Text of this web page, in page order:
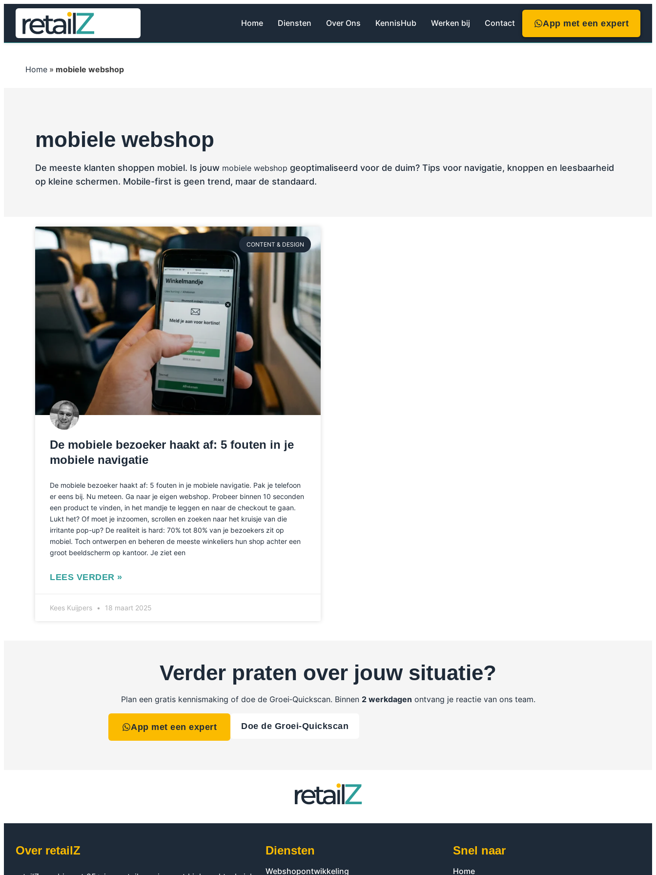
Home Diensten Over Ons KennisHub Werken bij Contact App met een expert
Home » mobiele webshop
mobiele webshop
De meeste klanten shoppen mobiel. Is jouw mobiele webshop geoptimaliseerd voor de duim? Tips voor navigatie, knoppen en leesbaarheid
op kleine schermen. Mobile-first is geen trend, maar de standaard.
CONTENT & DESIGN
De mobiele bezoeker haakt af: 5 fouten in je
mobiele navigatie
De mobiele bezoeker haakt af: 5 fouten in je mobiele navigatie. Pak je telefoon
er eens bij. Nu meteen. Ga naar je eigen webshop. Probeer binnen 10 seconden
een product te vinden, in het mandje te leggen en naar de checkout te gaan.
Lukt het? Of moet je inzoomen, scrollen en zoeken naar het kruisje van die
irritante pop-up? De realiteit is hard: 70% tot 80% van je bezoekers zit op
mobiel. Toch ontwerpen en beheren de meeste winkeliers hun shop achter een
groot beeldscherm op kantoor. Je ziet een
LEES VERDER »
Kees Kuijpers 18 maart 2025
Verder praten over jouw situatie?
Plan een gratis kennismaking of doe de Groei‑Quickscan. Binnen 2 werkdagen ontvang je reactie van ons team.
App met een expert Doe de Groei‑Quickscan
Over retailZ Diensten
Webshopontwikkeling
Snel naar
Home